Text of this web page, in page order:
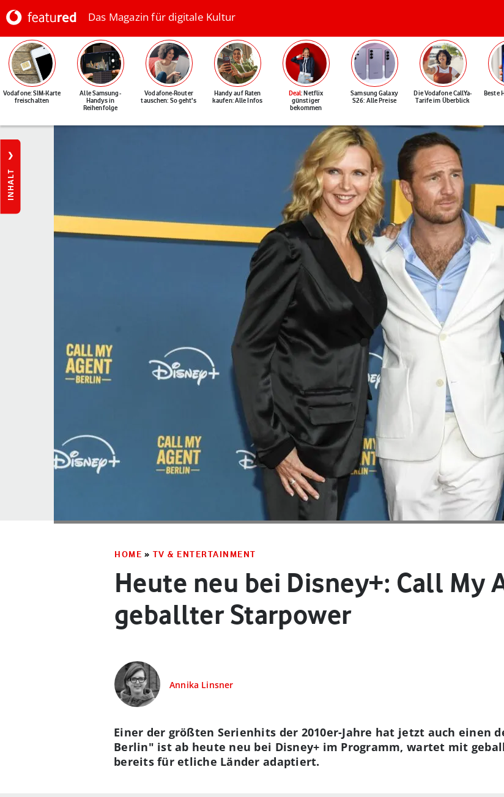
Das Magazin für digitale Kultur
Vodafone: SIM-Karte
freischalten
Alle Samsung-
Handys in
Reihenfolge
Vodafone-Router
tauschen: So geht's
Handy auf Raten
kaufen: Alle Infos
Deal: Netflix
günstiger
bekommen
Samsung Galaxy
S26: Alle Preise
Die Vodafone CallYa-
Tarife im Überblick
Beste
INHALT
HOME » TV & ENTERTAINMENT
Heute neu bei Disney+: Call My
geballter Starpower
Annika Linsner
Einer der größten Serienhits der 2010er-Jahre hat jetzt auch einen
Berlin" ist ab heute neu bei Disney+ im Programm, wartet mit
bereits für etliche Länder adaptiert.